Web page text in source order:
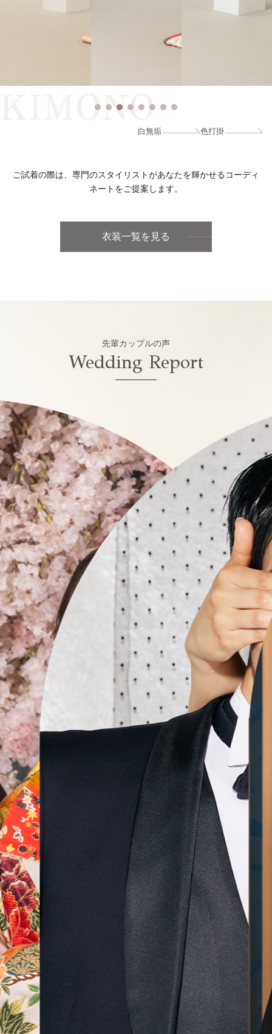
無料相談予約
来店・オンライン
KIMONO
白無垢 色打掛
ご試着の際は、専門のスタイリストがあなたを輝かせるコーディ
ネートをご提案します。
衣装一覧を見る
先輩カップルの声
Wedding Report